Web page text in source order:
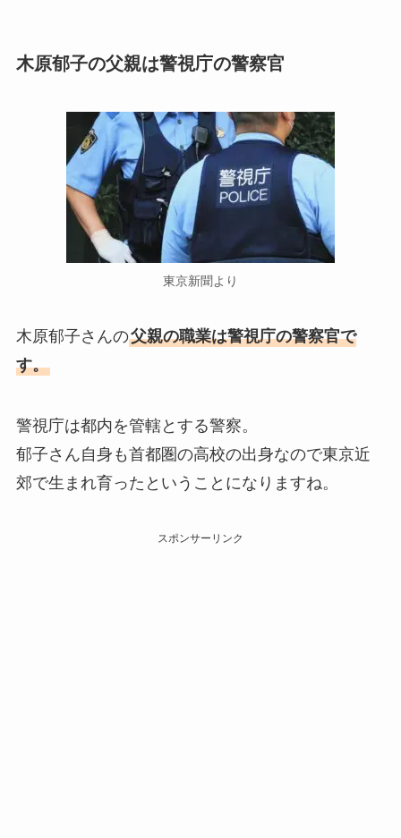
木原郁子の父親は警視庁の警察官
東京新聞より
木原郁子さんの父親の職業は警視庁の警察官で
す。
警視庁は都内を管轄とする警察。
郁子さん自身も首都圏の高校の出身なので東京近
郊で生まれ育ったということになりますね。
スポンサーリンク